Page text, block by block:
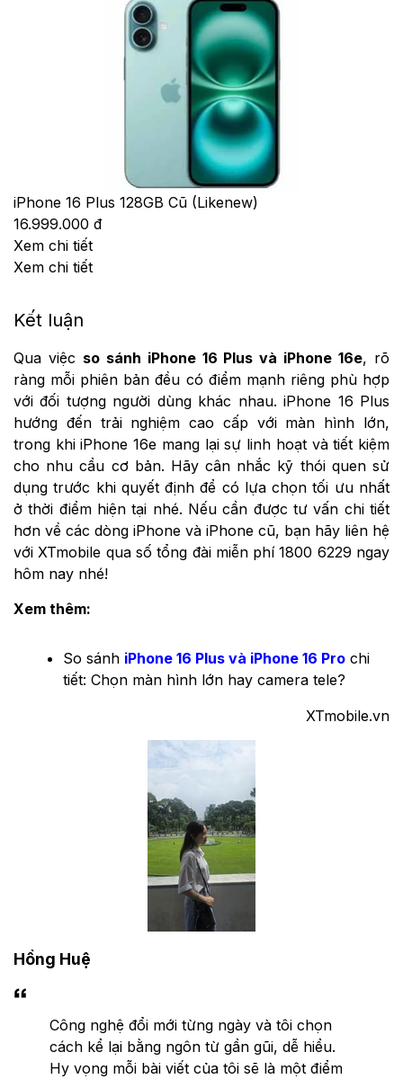
iPhone 16 Plus 128GB Cũ (Likenew)
16.999.000 đ
Xem chi tiết
Xem chi tiết
Kết luận
Qua việc so sánh iPhone 16 Plus và iPhone 16e, rõ
ràng mỗi phiên bản đều có điểm mạnh riêng phù hợp
với đối tượng người dùng khác nhau. iPhone 16 Plus
hướng đến trải nghiệm cao cấp với màn hình lớn,
trong khi iPhone 16e mang lại sự linh hoạt và tiết kiệm
cho nhu cầu cơ bản. Hãy cân nhắc kỹ thói quen sử
dụng trước khi quyết định để có lựa chọn tối ưu nhất
ở thời điểm hiện tại nhé. Nếu cần được tư vấn chi tiết
hơn về các dòng iPhone và iPhone cũ, bạn hãy liên hệ
với XTmobile qua số tổng đài miễn phí 1800 6229 ngay
hôm nay nhé!
Xem thêm:
So sánh iPhone 16 Plus và iPhone 16 Pro chi
tiết: Chọn màn hình lớn hay camera tele?
XTmobile.vn
Hồng Huệ
Công nghệ đổi mới từng ngày và tôi chọn
cách kể lại bằng ngôn từ gần gũi, dễ hiểu.
Hy vọng mỗi bài viết của tôi sẽ là một điểm